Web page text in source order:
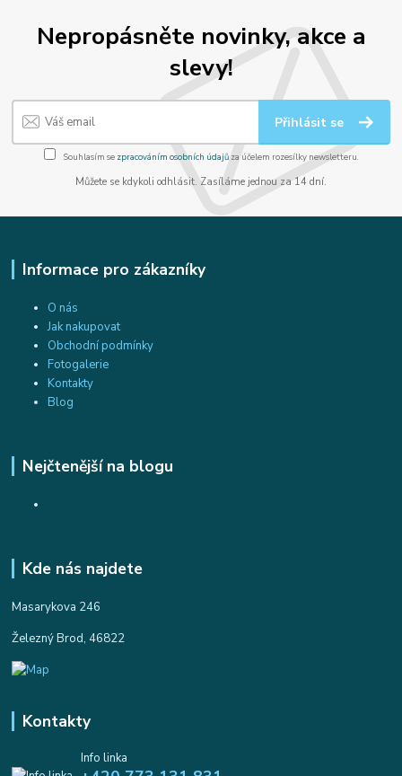
Nepropásněte novinky, akce a
slevy!
Přihlásit se
Souhlasím se zpracováním osobních údajůza účelem rozesílky newsletteru.
Můžete se kdykoli odhlásit. Zasíláme jednou za 14 dní.
Informace pro zákazníky
O nás
Jak nakupovat
Obchodní podmínky
Fotogalerie
Kontakty
Blog
Nejčtenější na blogu
Kde nás najdete
Masarykova 246
Železný Brod, 46822
Kontakty
Info linka